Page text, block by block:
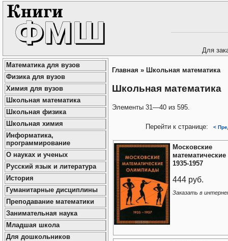
Для
Математика для вузов
Физика для вузов
Химия для вузов
Школьная математика
Школьная физика
Школьная химия
Информатика,
программирование
О науках и ученых
Русский язык и литература
История
Гуманитарные дисциплины
Преподавание математики
Занимательная наука
Младшая школа
Для дошкольников
Главная » Школьная математика
Школьная математика
Элементы 31—40 из 595.
Перейти к странице: <
Московские
1935-1957
444 руб.
Заказать в